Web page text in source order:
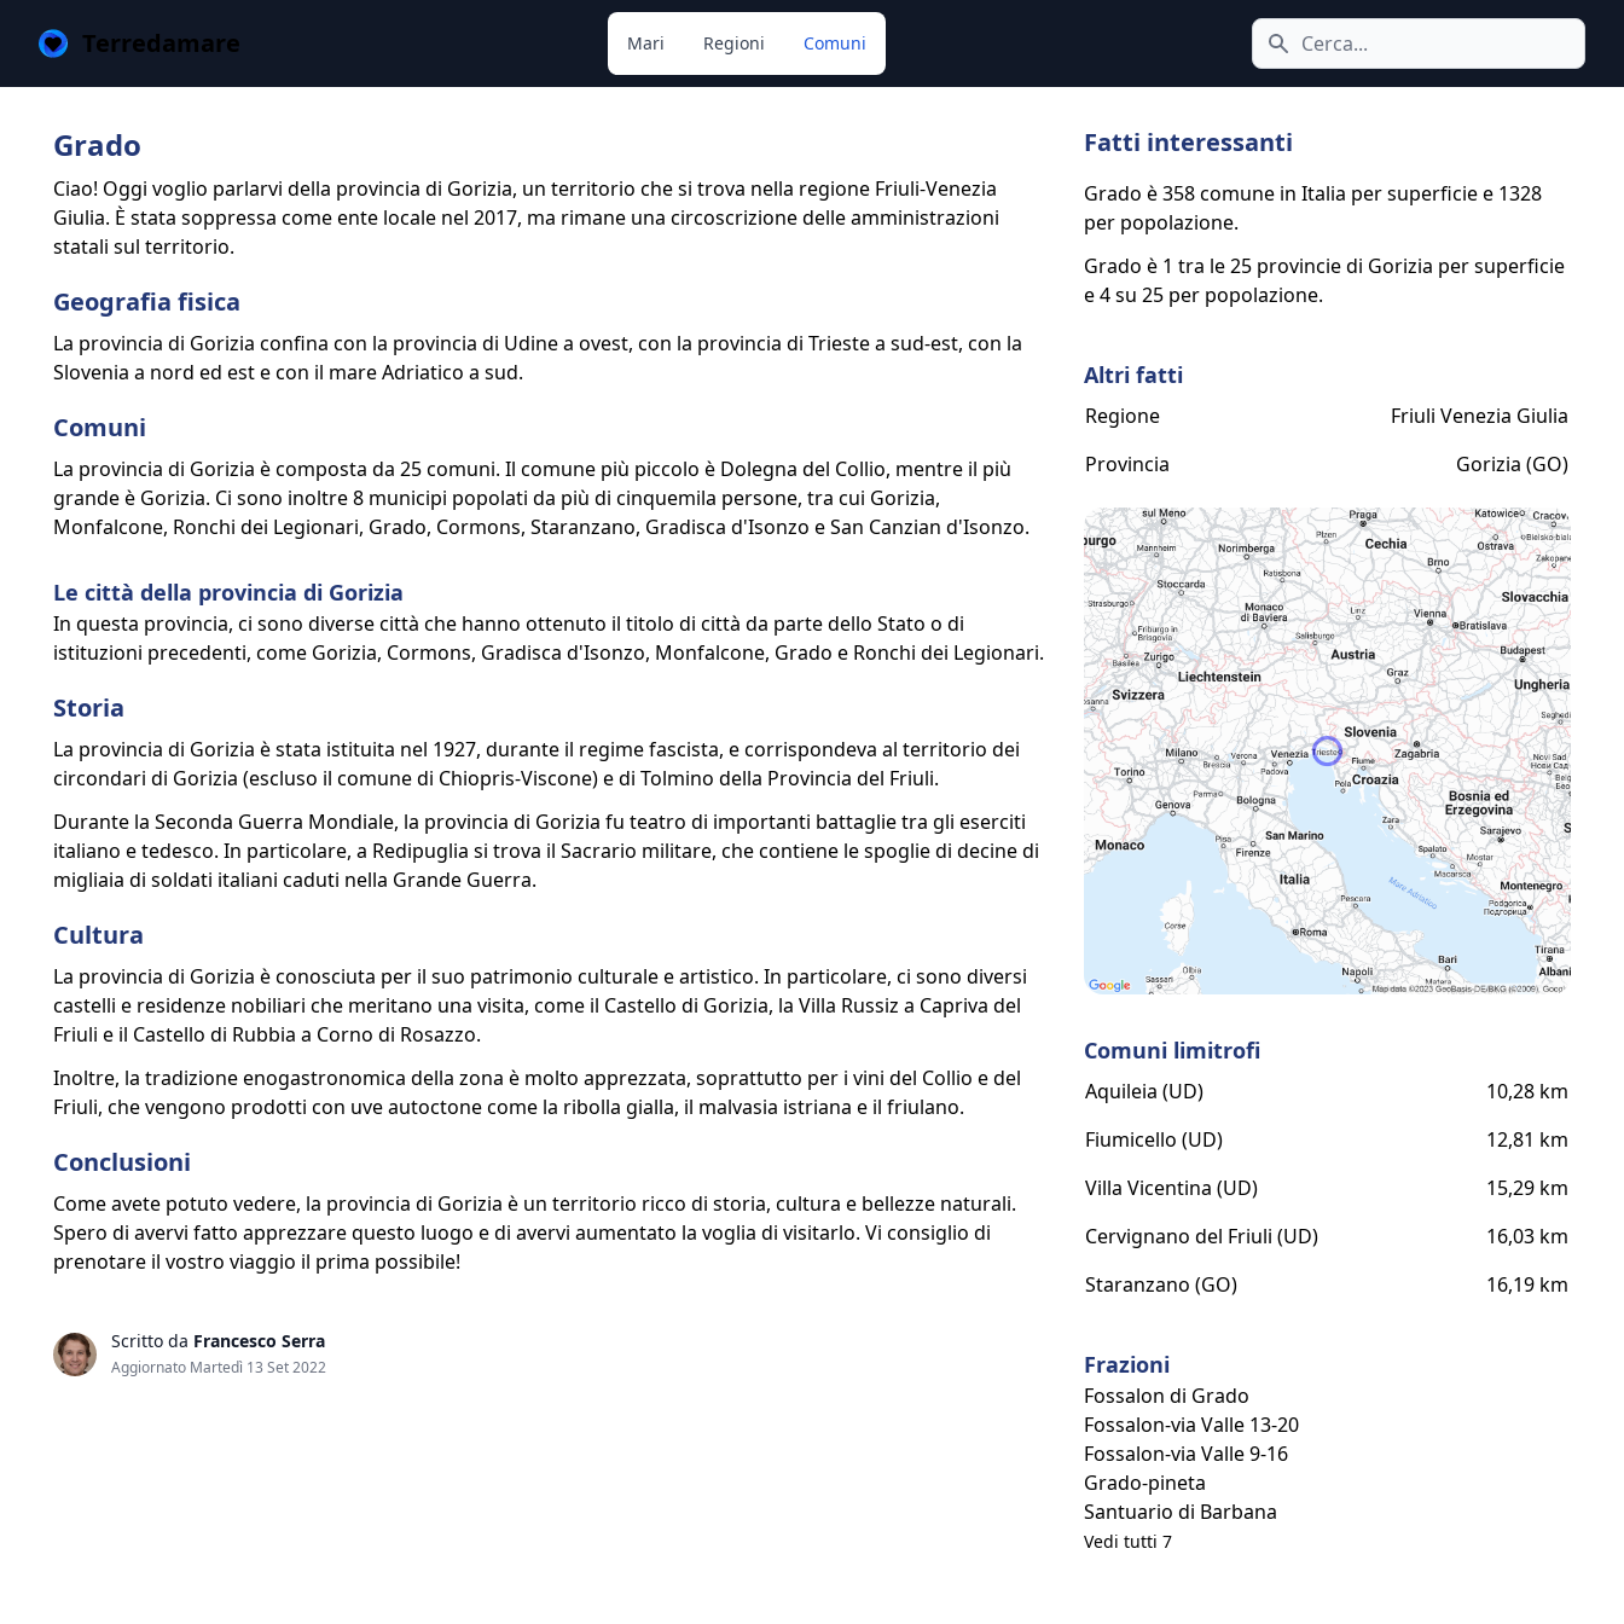
Terredamare Cerca icona
Mari Regioni Comuni
Grado
Ciao! Oggi voglio parlarvi della provincia di Gorizia, un territorio che si trova nella regione Friuli-Venezia
Giulia. È stata soppressa come ente locale nel 2017, ma rimane una circoscrizione delle amministrazioni
statali sul territorio.
Geografia fisica
La provincia di Gorizia confina con la provincia di Udine a ovest, con la provincia di Trieste a sud-est, con la
Slovenia a nord ed est e con il mare Adriatico a sud.
Comuni
La provincia di Gorizia è composta da 25 comuni. Il comune più piccolo è Dolegna del Collio, mentre il più
grande è Gorizia. Ci sono inoltre 8 municipi popolati da più di cinquemila persone, tra cui Gorizia,
Monfalcone, Ronchi dei Legionari, Grado, Cormons, Staranzano, Gradisca d'Isonzo e San Canzian d'Isonzo.
Le città della provincia di Gorizia
In questa provincia, ci sono diverse città che hanno ottenuto il titolo di città da parte dello Stato o di
istituzioni precedenti, come Gorizia, Cormons, Gradisca d'Isonzo, Monfalcone, Grado e Ronchi dei Legionari.
Storia
La provincia di Gorizia è stata istituita nel 1927, durante il regime fascista, e corrispondeva al territorio dei
circondari di Gorizia (escluso il comune di Chiopris-Viscone) e di Tolmino della Provincia del Friuli.
Durante la Seconda Guerra Mondiale, la provincia di Gorizia fu teatro di importanti battaglie tra gli eserciti
italiano e tedesco. In particolare, a Redipuglia si trova il Sacrario militare, che contiene le spoglie di decine di
migliaia di soldati italiani caduti nella Grande Guerra.
Cultura
La provincia di Gorizia è conosciuta per il suo patrimonio culturale e artistico. In particolare, ci sono diversi
castelli e residenze nobiliari che meritano una visita, come il Castello di Gorizia, la Villa Russiz a Capriva del
Friuli e il Castello di Rubbia a Corno di Rosazzo.
Inoltre, la tradizione enogastronomica della zona è molto apprezzata, soprattutto per i vini del Collio e del
Friuli, che vengono prodotti con uve autoctone come la ribolla gialla, il malvasia istriana e il friulano.
Conclusioni
Come avete potuto vedere, la provincia di Gorizia è un territorio ricco di storia, cultura e bellezze naturali.
Spero di avervi fatto apprezzare questo luogo e di avervi aumentato la voglia di visitarlo. Vi consiglio di
prenotare il vostro viaggio il prima possibile!
Scritto da Francesco Serra
Aggiornato Martedì 13 Set 2022
Fatti interessanti
Grado è 358 comune in Italia per superficie e 1328
per popolazione.
Grado è 1 tra le 25 provincie di Gorizia per superficie
e 4 su 25 per popolazione.
Altri fatti
Regione
Friuli Venezia Giulia
Provincia
Gorizia (GO)
Comuni limitrofi
Aquileia (UD)
10,28 km
Fiumicello (UD)
12,81 km
Villa Vicentina (UD)
15,29 km
Cervignano del Friuli (UD)
16,03 km
Staranzano (GO)
16,19 km
Frazioni
Fossalon di Grado
Fossalon-via Valle 13-20
Fossalon-via Valle 9-16
Grado-pineta
Santuario di Barbana
Vedi tutti 7